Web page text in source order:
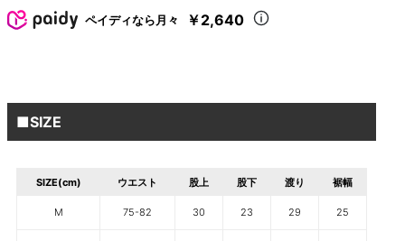
ペイディなら月々 ￥2,640
■SIZE
SIZE(cm) ウエスト 股上 股下 渡り 裾幅
M 75-82 30 23 29 25